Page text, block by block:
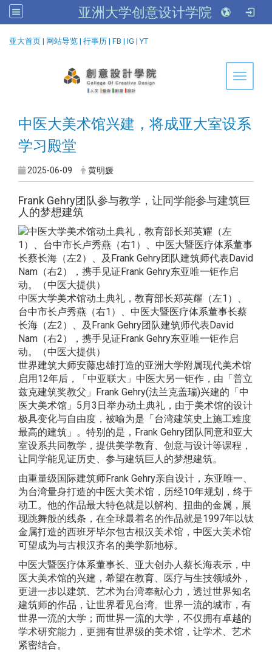
亚洲大学创意设计学院
亚大首页 | 网站导览 | 行事历 | FB | IG | YT
Toggle
中医大美术馆兴建，将成亚大室设系
学习殿堂
2025-06-09 黄明媛
Frank Gehry团队参与教学，让同学能参与建筑巨
人的梦想建筑
中医大学美术馆动土典礼，教育部长郑英耀（左1）、
台中市长卢秀燕（右1）、中医大暨医疗体系董事长蔡
长海（左2）、及Frank Gehry团队建筑师代表David
Nam（右2），携手见证Frank Gehry东亚唯一钜作启
动。（中医大提供）
世界建筑大师安藤忠雄打造的亚洲大学附属现代美术馆
启用12年后，「中亚联大」中医大另一钜作，由「普立
兹克建筑奖教父」Frank Gehry(法兰克盖瑞)兴建的「中
医大美术馆」5月3日举办动土典礼，由于美术馆的设计
极具变化与自由度，被喻为是「台湾建筑史上施工难度
最高的建筑」。特别的是，Frank Gehry团队同意和亚大
室设系共同教学，提供美学教育、创意与设计等课程，
让同学能见证历史、参与建筑巨人的梦想建筑。
由重量级国际建筑师Frank Gehry亲自设计，东亚唯一、
为台湾量身打造的中医大美术馆，历经10年规划，终于
动工。他的作品最大特色就是以解构、扭曲的金属，展
现跳舞般的线条，在全球最着名的作品就是1997年以钛
金属打造的西班牙毕尔包古根汉美术馆，中医大美术馆
可望成为与古根汉齐名的美学新地标。
中医大暨医疗体系董事长、亚大创办人蔡长海表示，中
医大美术馆的兴建，希望在教育、医疗与生技领域外，
更进一步以建筑、艺术为台湾奉献心力，透过世界知名
建筑师的作品，让世界看见台湾。世界一流的城市，有
世界一流的大学；而世界一流的大学，不仅拥有卓越的
学术研究能力，更拥有世界级的美术馆，让学术、艺术
紧密结合。